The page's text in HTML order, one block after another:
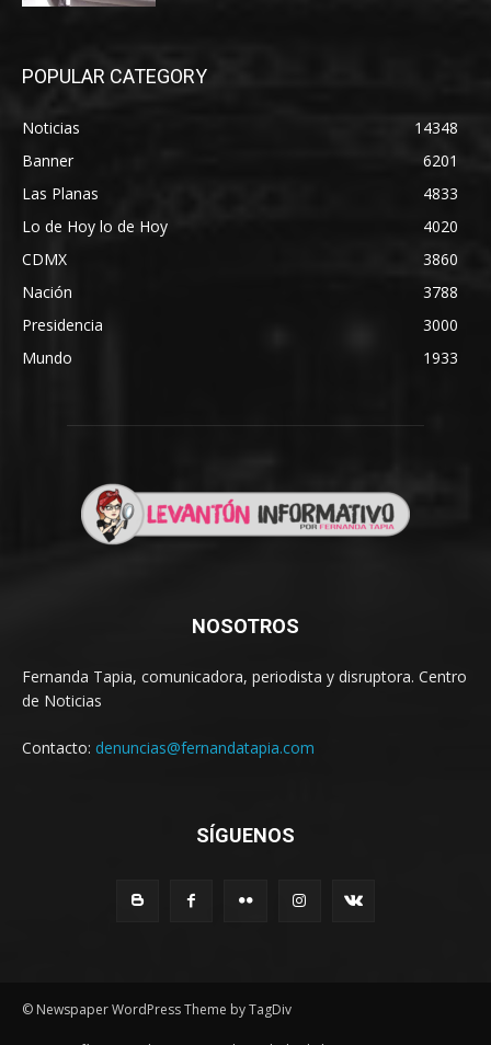
POPULAR CATEGORY
Noticias
14348
Banner
6201
Las Planas
4833
Lo de Hoy lo de Hoy
4020
CDMX
3860
Nación
3788
Presidencia
3000
Mundo
1933
NOSOTROS
Fernanda Tapia, comunicadora, periodista y disruptora. Centro
de Noticias
Contacto: denuncias@fernandatapia.com
SÍGUENOS
© Newspaper WordPress Theme by TagDiv